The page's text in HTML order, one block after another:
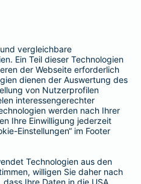
BarmeniaGothaer
SEITEN
ändern